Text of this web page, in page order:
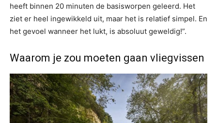
heeft binnen 20 minuten de basisworpen geleerd. Het
ziet er heel ingewikkeld uit, maar het is relatief simpel. En
het gevoel wanneer het lukt, is absoluut geweldig!”.
Waarom je zou moeten gaan vliegvissen